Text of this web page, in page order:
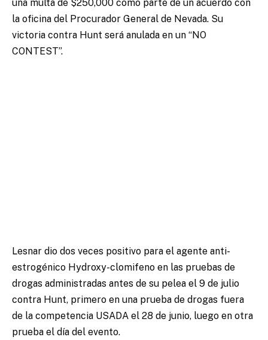
una multa de $250,000 como parte de un acuerdo con
la oficina del Procurador General de Nevada. Su
victoria contra Hunt será anulada en un “NO
CONTEST”.
Lesnar dio dos veces positivo para el agente anti-
estrogénico Hydroxy-clomifeno en las pruebas de
drogas administradas antes de su pelea el 9 de julio
contra Hunt, primero en una prueba de drogas fuera
de la competencia USADA el 28 de junio, luego en otra
prueba el día del evento.